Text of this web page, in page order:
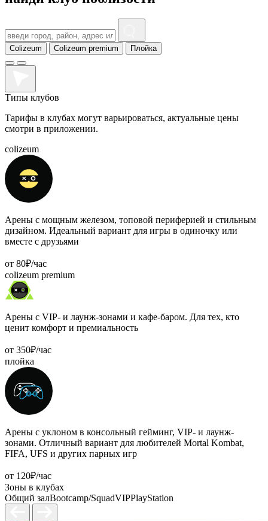
Colizeum Colizeum premium Плойка
Типы клубов
Тарифы в клубах могут варьироваться, актуальные цены
смотри в приложении.
colizeum
Арены с мощным железом, топовой периферией и стильным
дизайном. Идеальный вариант для игры в одиночку или
вместе с друзьями
от 80₽/час
colizeum premium
Арены с VIP- и лаунж-зонами и кафе-баром. Для тех, кто
ценит комфорт и премиальность
от 350₽/час
плойка
Арены с уклоном в консольный гейминг, VIP- и лаунж-
зонами. Отличный вариант для любителей Mortal Kombat,
FIFA, UFS и других парных игр
от 120₽/час
Зоны в клубах
Общий залBootcamp/SquadVIPPlayStation